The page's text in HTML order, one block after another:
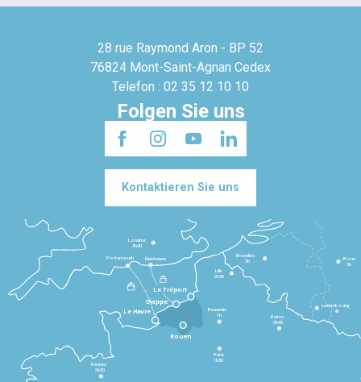
28 rue Raymond Aron - BP 52
76824 Mont-Saint-Agnan Cedex
Telefon : 02 35 12 10 10
Folgen Sie uns
Kontaktieren Sie uns
Le Havre
Dieppe
Le Tréport
Rennes
2h30
Paris
1h30
Beauvais
1h
Reims
2h45
Lille
2h30
Bruxelles
3h
Londres
3h30
Newhaven
Portsmouth
Bonn
5h
Luxembourg
4h
Rouen